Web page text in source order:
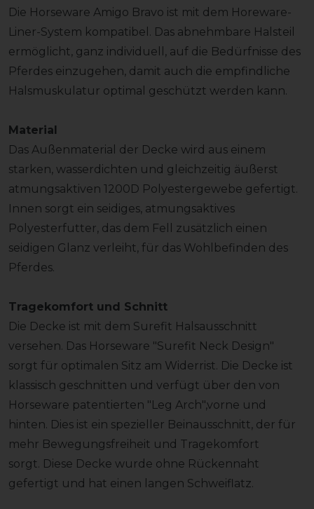
Die Horseware Amigo Bravo ist mit dem Horeware-
Liner-System kompatibel. Das abnehmbare Halsteil
ermöglicht, ganz individuell, auf die Bedürfnisse des
Pferdes einzugehen, damit auch die empfindliche
Halsmuskulatur optimal geschützt werden kann.
Material
Das Außenmaterial der Decke wird aus einem
starken, wasserdichten und gleichzeitig äußerst
atmungsaktiven 1200D Polyestergewebe gefertigt.
Innen sorgt ein seidiges, atmungsaktives
Polyesterfutter, das dem Fell zusätzlich einen
seidigen Glanz verleiht, für das Wohlbefinden des
Pferdes.
Tragekomfort und Schnitt
Die Decke ist mit dem Surefit Halsausschnitt
versehen. Das Horseware "Surefit Neck Design"
sorgt für optimalen Sitz am Widerrist. Die Decke ist
klassisch geschnitten und verfügt über den von
Horseware patentierten "Leg Arch",vorne und
hinten. Dies ist ein spezieller Beinausschnitt, der für
mehr Bewegungsfreiheit und Tragekomfort
sorgt. Diese Decke wurde ohne Rückennaht
gefertigt und hat einen langen Schweiflatz.